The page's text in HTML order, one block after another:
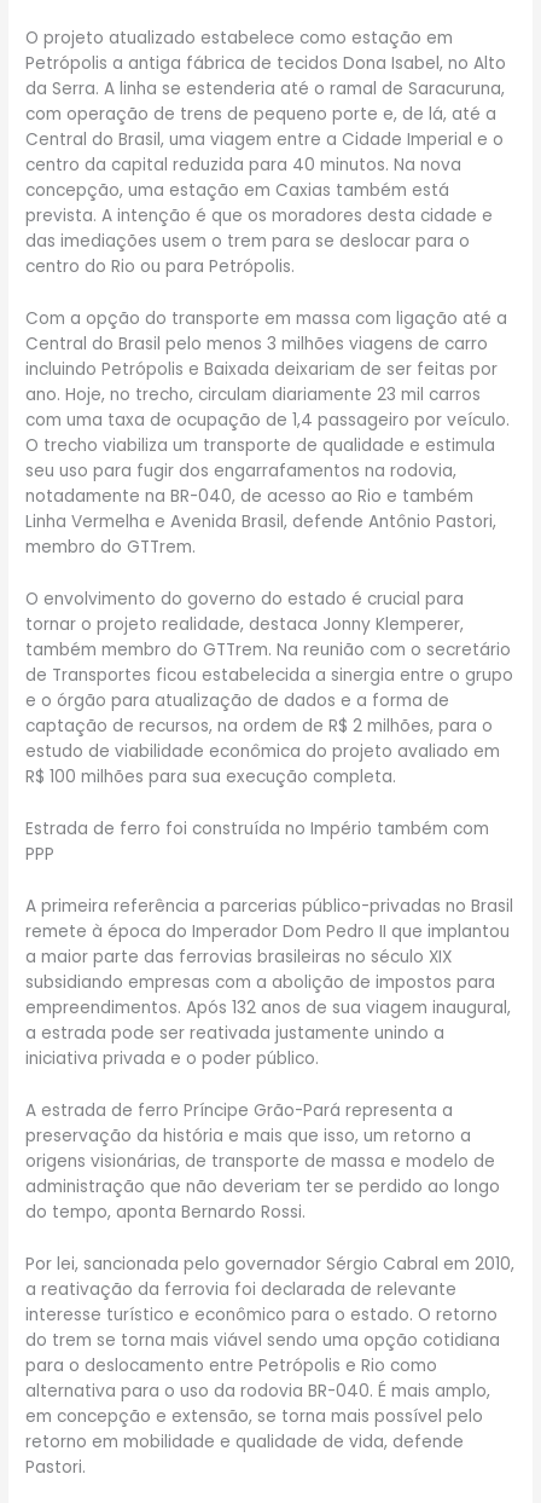
O projeto atualizado estabelece como estação em
Petrópolis a antiga fábrica de tecidos Dona Isabel, no Alto
da Serra. A linha se estenderia até o ramal de Saracuruna,
com operação de trens de pequeno porte e, de lá, até a
Central do Brasil, uma viagem entre a Cidade Imperial e o
centro da capital reduzida para 40 minutos. Na nova
concepção, uma estação em Caxias também está
prevista. A intenção é que os moradores desta cidade e
das imediações usem o trem para se deslocar para o
centro do Rio ou para Petrópolis.
Com a opção do transporte em massa com ligação até a
Central do Brasil pelo menos 3 milhões viagens de carro
incluindo Petrópolis e Baixada deixariam de ser feitas por
ano. Hoje, no trecho, circulam diariamente 23 mil carros
com uma taxa de ocupação de 1,4 passageiro por veículo.
O trecho viabiliza um transporte de qualidade e estimula
seu uso para fugir dos engarrafamentos na rodovia,
notadamente na BR-040, de acesso ao Rio e também
Linha Vermelha e Avenida Brasil, defende Antônio Pastori,
membro do GTTrem.
O envolvimento do governo do estado é crucial para
tornar o projeto realidade, destaca Jonny Klemperer,
também membro do GTTrem. Na reunião com o secretário
de Transportes ficou estabelecida a sinergia entre o grupo
e o órgão para atualização de dados e a forma de
captação de recursos, na ordem de R$ 2 milhões, para o
estudo de viabilidade econômica do projeto avaliado em
R$ 100 milhões para sua execução completa.
Estrada de ferro foi construída no Império também com
PPP
A primeira referência a parcerias público-privadas no Brasil
remete à época do Imperador Dom Pedro II que implantou
a maior parte das ferrovias brasileiras no século XIX
subsidiando empresas com a abolição de impostos para
empreendimentos. Após 132 anos de sua viagem inaugural,
a estrada pode ser reativada justamente unindo a
iniciativa privada e o poder público.
A estrada de ferro Príncipe Grão-Pará representa a
preservação da história e mais que isso, um retorno a
origens visionárias, de transporte de massa e modelo de
administração que não deveriam ter se perdido ao longo
do tempo, aponta Bernardo Rossi.
Por lei, sancionada pelo governador Sérgio Cabral em 2010,
a reativação da ferrovia foi declarada de relevante
interesse turístico e econômico para o estado. O retorno
do trem se torna mais viável sendo uma opção cotidiana
para o deslocamento entre Petrópolis e Rio como
alternativa para o uso da rodovia BR-040. É mais amplo,
em concepção e extensão, se torna mais possível pelo
retorno em mobilidade e qualidade de vida, defende
Pastori.